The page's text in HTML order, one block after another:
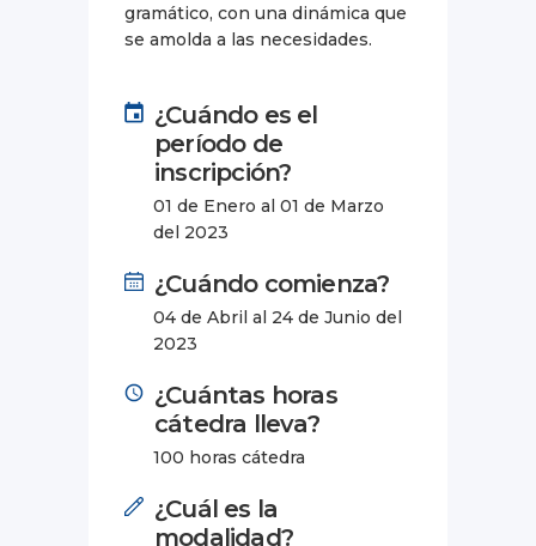
gramático, con una dinámica que
se amolda a las necesidades.
¿Cuándo es el
período de
inscripción?
01 de Enero al 01 de Marzo
del 2023
¿Cuándo comienza?
04 de Abril al 24 de Junio del
2023
¿Cuántas horas
cátedra lleva?
100 horas cátedra
¿Cuál es la
modalidad?